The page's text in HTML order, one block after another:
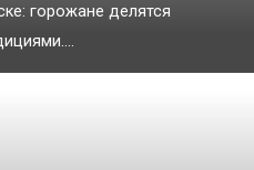
горожане делятся